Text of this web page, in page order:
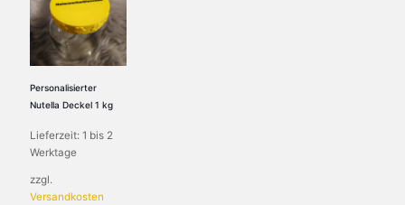
Personalisierter
Nutella Deckel 1 kg
Lieferzeit: 1 bis 2
Werktage
zzgl.
Versandkosten